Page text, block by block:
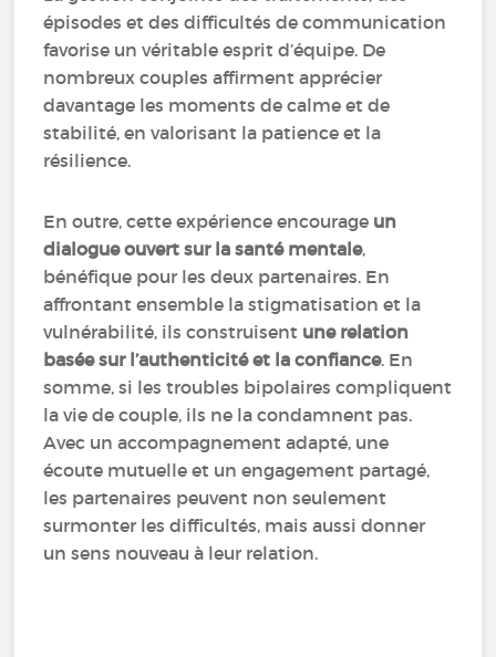
épisodes et des difficultés de communication
favorise un véritable esprit d’équipe. De
nombreux couples affirment apprécier
davantage les moments de calme et de
stabilité, en valorisant la patience et la
résilience.
En outre, cette expérience encourage un
dialogue ouvert sur la santé mentale,
bénéfique pour les deux partenaires. En
affrontant ensemble la stigmatisation et la
vulnérabilité, ils construisent une relation
basée sur l’authenticité et la confiance. En
somme, si les troubles bipolaires compliquent
la vie de couple, ils ne la condamnent pas.
Avec un accompagnement adapté, une
écoute mutuelle et un engagement partagé,
les partenaires peuvent non seulement
surmonter les difficultés, mais aussi donner
un sens nouveau à leur relation.